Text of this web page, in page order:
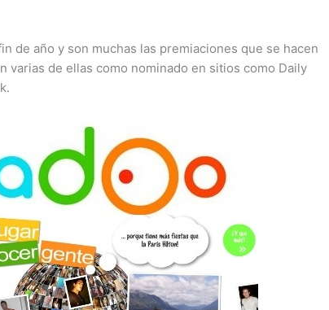
de año y son muchas las premiaciones que se hacen
varias de ellas como nominado en sitios como Daily